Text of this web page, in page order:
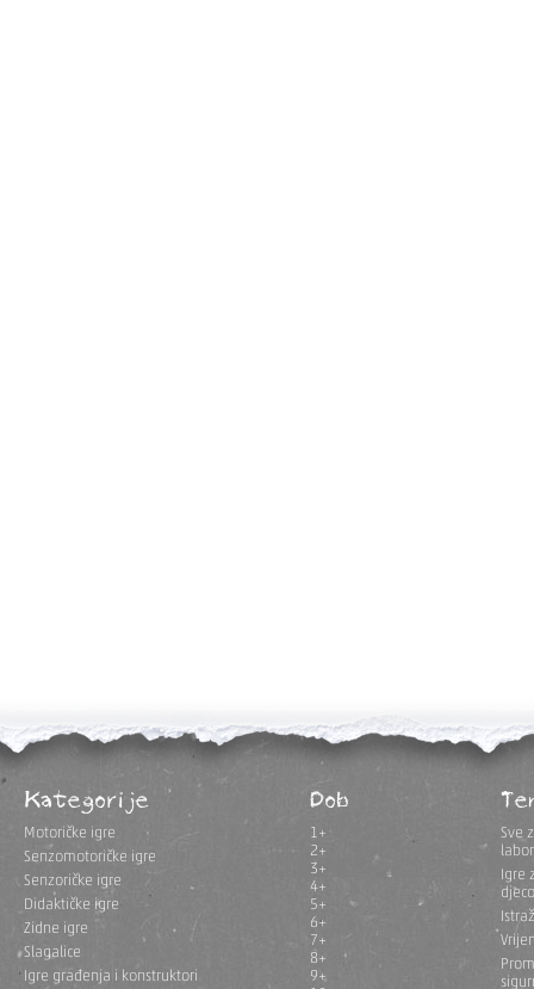
Kategorije
Motoričke igre
Senzomotoričke igre
Senzoričke igre
Didaktičke igre
Zidne igre
Slagalice
Igre građenja i konstruktori
Dob
1+
2+
3+
4+
5+
6+
7+
8+
9+
Sve
Igre